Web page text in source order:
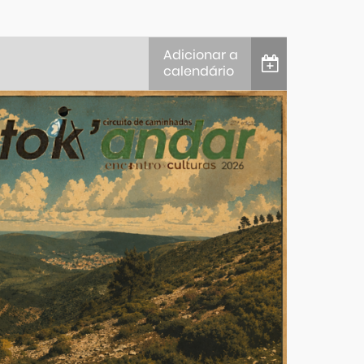
Adicionar a
calendário
iCalendar
Google Calendar
Outlook
Outlook Online
Yahoo! Calendar